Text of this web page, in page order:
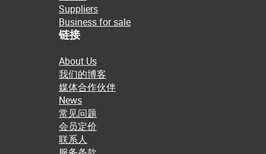
Suppliers
Business for sale
链接
About Us
我们的博客
媒体合作伙伴
News
常见问题
会员定价
联系人